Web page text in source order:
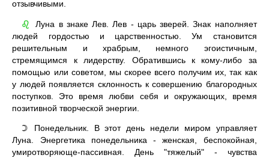
отзывчивыми.
♌
Луна в знаке Лев. Лев - царь зверей. Знак наполняет
людей гордостью и царственностью. Ум становится
решительным и храбрым, немного эгоистичным,
стремящимся к лидерству. Обратившись к кому-либо за
помощью или советом, мы скорее всего получим их, так как
у людей появляется склонность к совершению благородных
поступков. Это время любви себя и окружающих, время
позитивной творческой энергии.
☽
Понедельник. В этот день недели миром управляет
Луна. Энергетика понедельника - женская, беспокойная,
умиротворяюще-пассивная. День "тяжелый" - чувства